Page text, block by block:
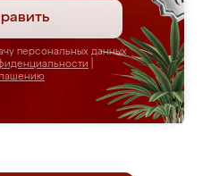
персональных данных